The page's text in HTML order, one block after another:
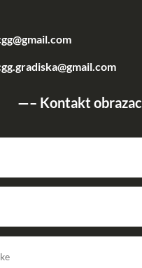
—– Kontakt obrazac